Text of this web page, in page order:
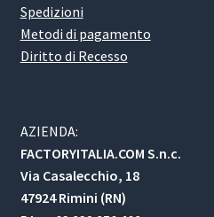
Spedizioni
Metodi di pagamento
Diritto di Recesso
AZIENDA:
FACTORYITALIA.COM S.n.c.
Via Casalecchio, 18
47924 Rimini (RN)